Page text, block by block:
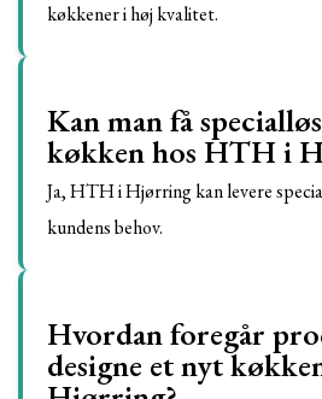
køkkener i høj kvalitet.
Kan man få
køkken hos HTH i
Ja, HTH i Hjørring kan levere
kundens behov.
Hvordan foregår
designe et nyt